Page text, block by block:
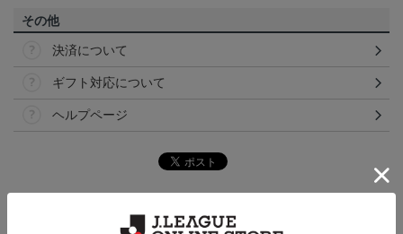
その他
決済について
ギフト対応について
ヘルプページ